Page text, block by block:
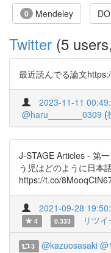
0 Mendeley
Twitter (5
最近読んでる論文
2023-11-11
@haru_______0309 (
J-STAGE Articles - 第
う児はどのように日本
https://t.co/
2021-09-28
4
0.333 リツ
3 @kazuosasaki